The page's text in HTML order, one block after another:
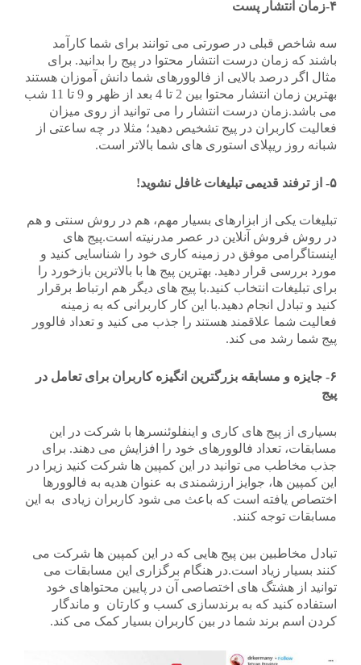
۴-زمان انتشار پست
سه شاخص قبلی در صورتی می توانند برای شما کارآمد
باشند که زمان درست انتشار محتوا در پیج را بدانید. برای
مثال اگر درصد بالایی از فالوورهای شما دانش آموزان هستند
بهترین زمان انتشار محتوا بین 2 تا 4 بعد از ظهر و 9 تا 11 شب
می باشد.زمان درست انتشار را می توانید از روی میزان
فعالیت کاربران در پیج تشخیص دهید؛ مثلا در چه ساعتی از
شبانه روز ریپلای استوری های شما بالاتر است.
۵- از ترفند قدیمی تبلیغات غافل نشوید!
تبلیغات یکی از ابزارهای بسیار مهم، هم در روش سنتی و هم
در روش فروش آنلاین در عصر مدرنیته است.پیج های
اینستاگرامی موفق در زمینه کاری خود را شناسایی کنید و
مورد بررسی قرار دهید. بهترین پیج ها با بالاترین بازخورد را
برای تبلیغات انتخاب کنید.با پیج های دیگر هم ارتباط برقرار
کنید و تبادل انجام دهید.با این کار کاربرانی که به زمینه
فعالیت شما علاقمند هستند را جذب می کنید و تعداد فالوور
پیج شما رشد می کند.
۶- جایزه و مسابقه بزرگترین انگیزه کاربران برای تعامل در
پیج
بسیاری از پیج های کاری و اینفلوئنسرها با شرکت در این
مسابقات، تعداد فالوورهای خود را افزایش می دهند. برای
جذب مخاطب می توانید در این کمپین ها شرکت کنید زیرا در
این کمپین ها، جوایز ارزشمندی به عنوان هدیه به فالوورها
اختصاص یافته است که باعث می شود کاربران زیادی به این
مسابقات توجه کنند.
تبادل مخاطبین بین پیج هایی که در این کمپین ها شرکت می
کنند بسیار زیاد است.در هنگام برگزاری این مسابقات می
توانید از هشتگ های اختصاصی آن در پایین محتواهای خود
استفاده کنید که به برندسازی کسب و کارتان و ماندگار
کردن اسم برند شما در بین کاربران بسیار کمک می کند.